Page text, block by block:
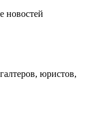
новостей
юристов,